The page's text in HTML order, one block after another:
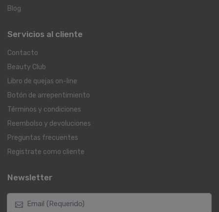
Blog
Servicios al cliente
Contacto
Beauty Club
Libro de quejas on-line
Botón de arrepentimiento
Términos y condiciones
Reembolso y devoluciones
Preguntas frecuentes
Registrate como cliente
Newsletter